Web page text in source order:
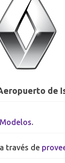
de
.
través de